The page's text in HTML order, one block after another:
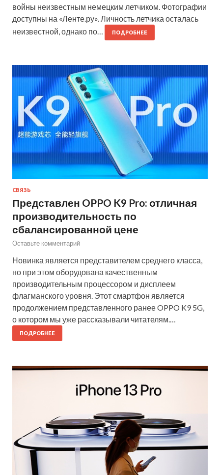
войны неизвестным немецким летчиком. Фотографии
доступны на «Ленте.ру». Личность летчика осталась
неизвестной, однако по…
ПОДРОБНЕЕ
СВЯЗЬ
Представлен OPPO K9 Pro: отличная
производительность по
сбалансированной цене
Оставьте комментарий
Новинка является представителем среднего класса,
но при этом оборудована качественным
производительным процессором и дисплеем
флагманского уровня. Этот смартфон является
продолжением представленного ранее OPPO K9 5G,
о котором мы уже рассказывали читателям.…
ПОДРОБНЕЕ